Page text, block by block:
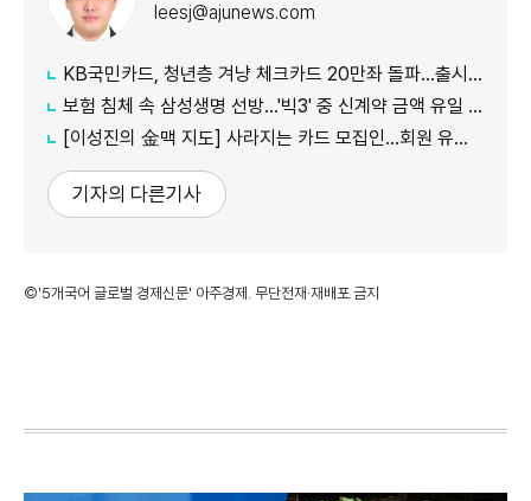
leesj@ajunews.com
KB국민카드, 청년층 겨냥 체크카드 20만좌 돌파…출시 8개월만
보험 침체 속 삼성생명 선방…'빅3' 중 신계약 금액 유일 증가
[이성진의 金맥 지도] 사라지는 카드 모집인…회원 유치도 '디지털 전환'
기자의 다른기사
©'5개국어 글로벌 경제신문' 아주경제. 무단전재·재배포 금지